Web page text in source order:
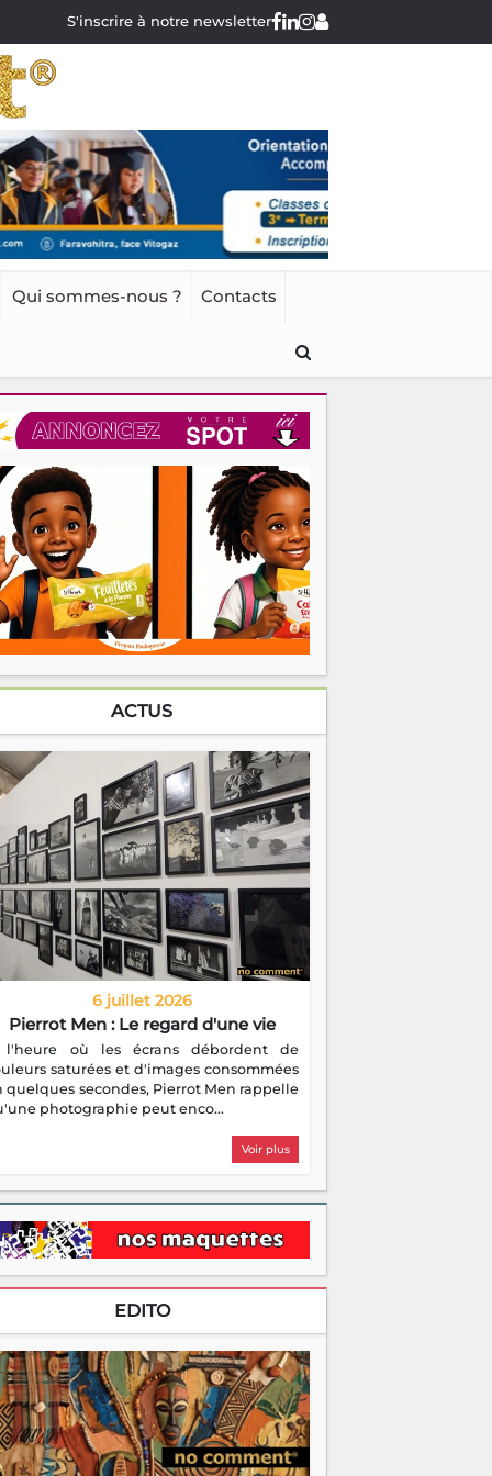
S'inscrire à notre newsletter
Qui sommes-nous ? Contacts
ACTUS
6 juillet 2026
Pierrot Men : Le regard d'une vie
l'heure où les écrans débordent de
saturées et d'images consommées
quelques secondes, Pierrot Men rappelle
photographie peut enco...
Voir plus
EDITO